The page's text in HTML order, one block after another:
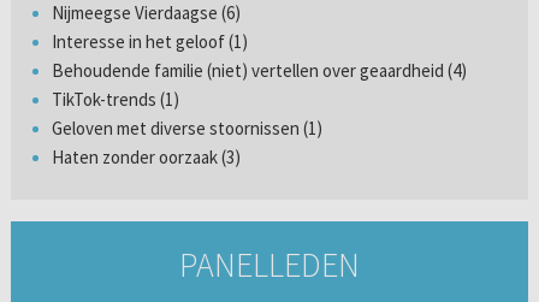
Nijmeegse Vierdaagse (6)
Interesse in het geloof (1)
Behoudende familie (niet) vertellen over geaardheid (4)
TikTok-trends (1)
Geloven met diverse stoornissen (1)
Haten zonder oorzaak (3)
PANELLEDEN